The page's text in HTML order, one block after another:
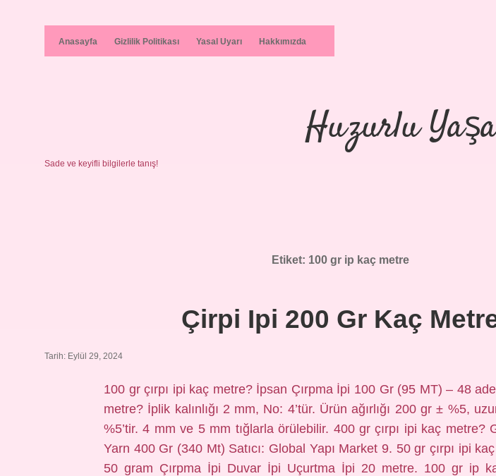
Anasayfa Gizlilik Politikası Yasal Uyarı Hakkımızda
Huzurlu
Sade ve keyifli bilgilerle tanış!
Etiket: 100 gr ip kaç metre
Çirpi Ipi 200 Gr Kaç
Tarih: Eylül 29, 2024
100 gr çırpı ipi kaç metre? İpsan Çırpma İpi 100 Gr (95 MT) – 48
metre? İplik kalınlığı 2 mm, No: 4’tür. Ürün ağırlığı 200 gr ± %5,
%5’tir. 4 mm ve 5 mm tığlarla örülebilir. 400 gr çırpı ipi kaç metre?
Yarn 400 Gr (340 Mt) Satıcı: Global Yapı Market 9. 50 gr çırpı ipi
50 gram Çırpma İpi Duvar İpi Uçurtma İpi 20 metre. 100 gr ip